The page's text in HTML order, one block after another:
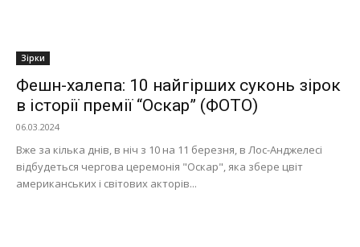
Зірки
Фешн-халепа: 10 найгірших суконь зірок
в історії премії “Оскар” (ФОТО)
06.03.2024
Вже за кілька днів, в ніч з 10 на 11 березня, в Лос-Анджелесі
відбудеться чергова церемонія "Оскар", яка збере цвіт
американських і світових акторів...